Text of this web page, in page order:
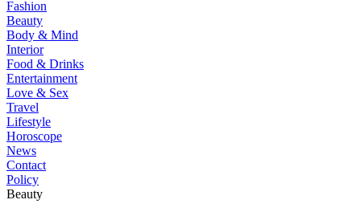
Fashion
Beauty
Body & Mind
Interior
Food & Drinks
Entertainment
Love & Sex
Travel
Lifestyle
Horoscope
News
Contact
Policy
Beauty